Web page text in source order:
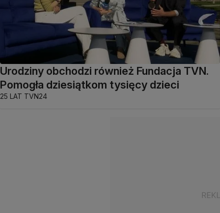
Urodziny obchodzi również Fundacja TVN.
Pomogła dziesiątkom tysięcy dzieci
25 LAT TVN24